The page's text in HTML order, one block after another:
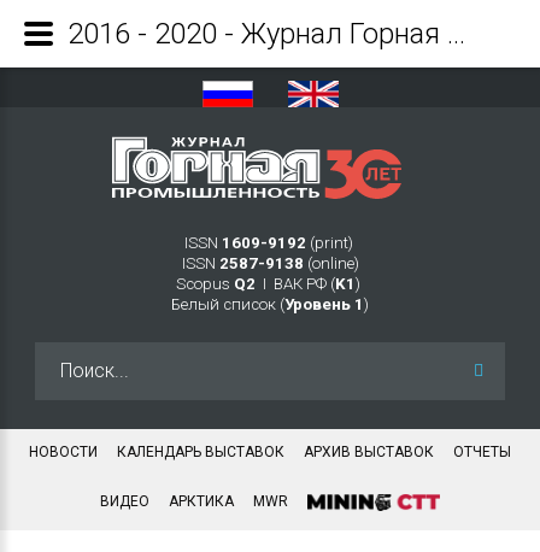
ISSN 1609-9192 (print)
ISSN 2587-9138 (online)
Scopus Q2 Ι ВАК РФ (K1 )
Белый список (Уровень 1 )
НОВОСТИ КАЛЕНДАРЬ ВЫСТАВОК АРХИВ ВЫСТАВОК ОТЧЕТЫ
ВИДЕО АРКТИКА MWR
2016 - 2020 - Журнал Горная промышленность